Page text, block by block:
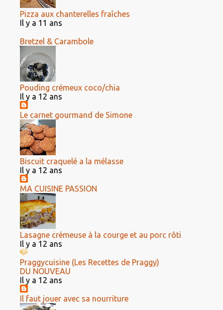
Pizza aux chanterelles fraîches
Il y a 11 ans
Bretzel & Carambole
Pouding crémeux coco/chia
Il y a 12 ans
Le carnet gourmand de Simone
Biscuit craquelé a la mélasse
Il y a 12 ans
MA CUISINE PASSION
Lasagne crémeuse à la courge et au porc rôti
Il y a 12 ans
Praggycuisine (Les Recettes de Praggy)
DU NOUVEAU
Il y a 12 ans
Il faut jouer avec sa nourriture